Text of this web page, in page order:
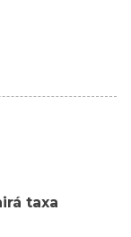
taxa